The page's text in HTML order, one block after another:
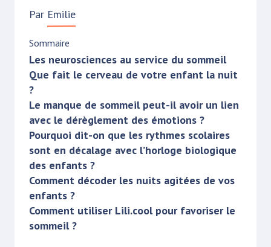
Par Emilie
Sommaire
Les neurosciences au service du sommeil
Que fait le cerveau de votre enfant la nuit
?
Le manque de sommeil peut-il avoir un lien
avec le dérèglement des émotions ?
Pourquoi dit-on que les rythmes scolaires
sont en décalage avec l’horloge biologique
des enfants ?
Comment décoder les nuits agitées de vos
enfants ?
Comment utiliser Lili.cool pour favoriser le
sommeil ?